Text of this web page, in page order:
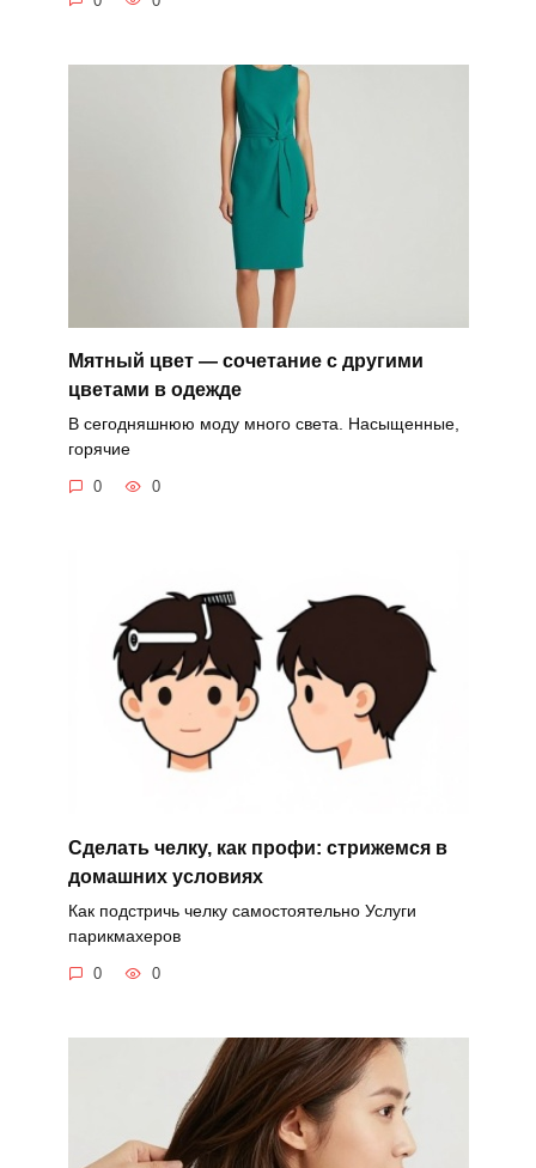
Мятный цвет — сочетание с другими
цветами в одежде
В сегодняшнюю моду много света. Насыщенные,
горячие
0 0
Сделать челку, как профи: стрижемся в
домашних условиях
Как подстричь челку самостоятельно Услуги
парикмахеров
0 0